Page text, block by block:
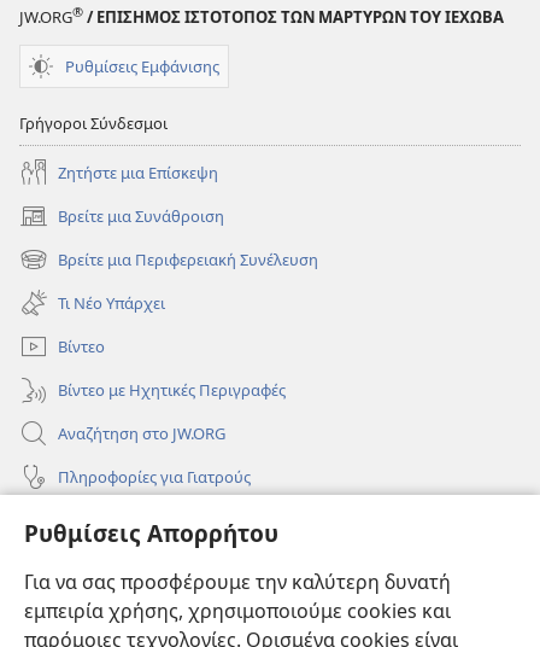
Ρυθμίσεις Απορρήτου
Για να σας προσφέρουμε την καλύτερη δυνατή
εμπειρία χρήσης, χρησιμοποιούμε cookies και
παρόμοιες τεχνολογίες. Ορισμένα cookies είναι
JW.ORG® / ΕΠΙΣΗΜΟΣ ΙΣΤΟΤΟΠΟΣ ΤΩΝ ΜΑΡΤΥΡΩΝ ΤΟΥ ΙΕΧΩΒΑ
Ρυθμίσεις Εμφάνισης
Γρήγοροι Σύνδεσμοι
Ζητήστε μια Επίσκεψη
Βρείτε μια Συνάθροιση
(ανοίγει
νέο
παράθυρο)
Βρείτε μια Περιφερειακή Συνέλευση
(ανοίγει
νέο
παράθυρο)
Τι Νέο Υπάρχει
Βίντεο
Βίντεο με Ηχητικές Περιγραφές
Αναζήτηση στο JW.ORG
Πληροφορίες για Γιατρούς
Πληροφορίες για Επίσημους Φορείς και ΜΜΕ
Συνεισφορές
(ανοίγει